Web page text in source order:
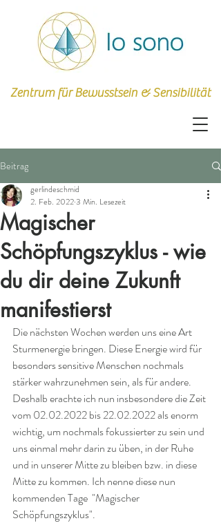
Zentrum für Bewusstsein & Sensibilität
Beitrag
Magischer
Schöpfungszyklus - wie
du dir deine Zukunft
manifestierst
gerlindeschmid
2. Feb. 20223 Min. Lesezeit
Die nächsten Wochen werden uns eine Art
Sturmenergie bringen. Diese Energie wird für
besonders sensitive Menschen nochmals
stärker wahrzunehmen sein, als für andere.
Deshalb erachte ich nun insbesondere die Zeit
vom 02.02.2022 bis 22.02.2022 als enorm
wichtig, um nochmals fokussierter zu sein und
uns einmal mehr darin zu üben, in der Ruhe
und in unserer Mitte zu bleiben bzw. in diese
Mitte zu kommen. Ich nenne diese nun
kommenden Tage  "Magischer
Schöpfungszyklus".